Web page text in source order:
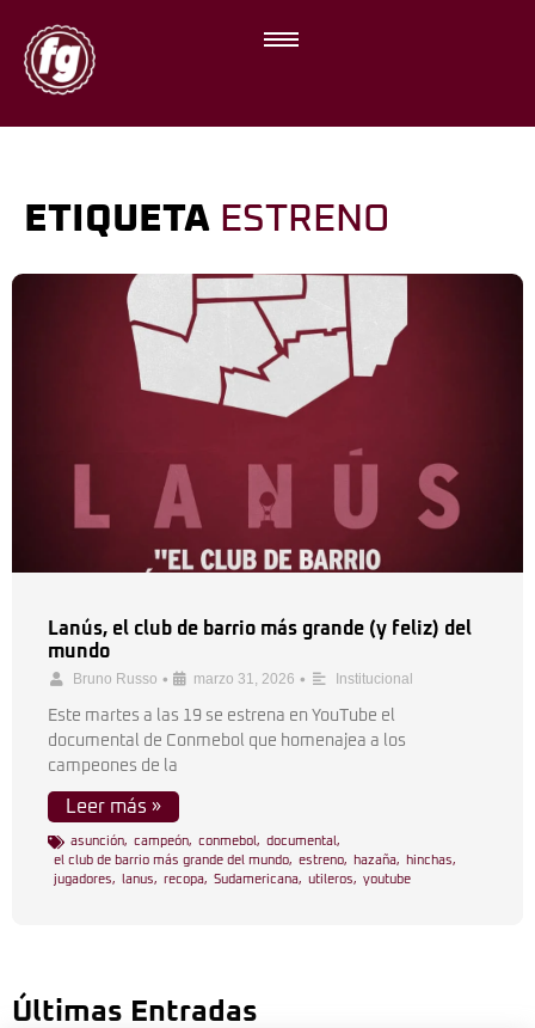
ETIQUETA ESTRENO
Lanús, el club de barrio más grande (y feliz) del
mundo
Bruno Russo • marzo 31, 2026 • Institucional
Este martes a las 19 se estrena en YouTube el
documental de Conmebol que homenajea a los
campeones de la
Leer más »
asunción, campeón, conmebol , documental ,
el club de barrio más grande del mundo, estreno, hazaña, hinchas,
jugadores, lanus, recopa, Sudamericana, utileros, youtube
Últimas Entradas